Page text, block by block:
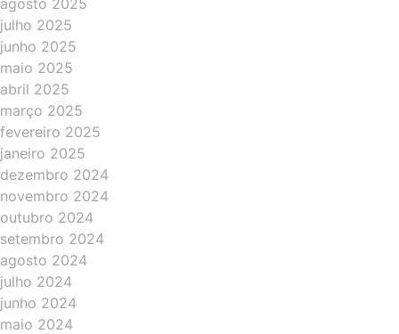
agosto 2025
julho 2025
junho 2025
maio 2025
abril 2025
março 2025
fevereiro 2025
janeiro 2025
dezembro 2024
novembro 2024
outubro 2024
setembro 2024
agosto 2024
julho 2024
junho 2024
maio 2024